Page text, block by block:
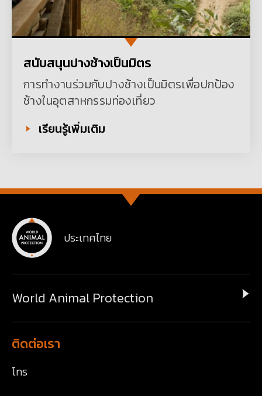
สนับสนุนปางช้างเป็นมิตร
การทำงานร่วมกับปางช้างเป็นมิตรเพื่อปกป้อง
ช้างในอุตสาหกรรมท่องเที่ยว
เรียนรู้เพิ่มเติม
ประเทศไทย
World Animal Protection
ติดต่อเรา
โทร